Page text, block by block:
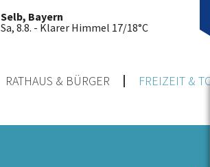
Selb, Bayern
Sa, 8.8. - Klarer Himmel 17/18°C
RATHAUS & BÜRGER FREIZEIT &